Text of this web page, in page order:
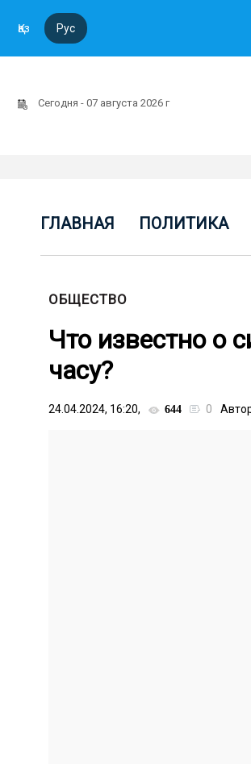
Қаз Рус
Сегодня - 07 августа 2026 г
ГЛАВНАЯ ПОЛИТИКА
ОБЩЕСТВО
Что известно о
часу?
24.04.2024, 16:20, 644 0